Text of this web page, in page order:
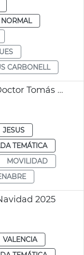
NORMAL
CARBONELL
Nueva conexión ciclista Doctor Tomás Sala València
JESUS
TEMÁTICA
MOVILIDAD
2025
VALENCIA